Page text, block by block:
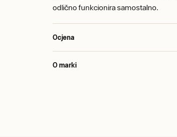
odlično funkcionira samostalno.
Ocjena
O marki